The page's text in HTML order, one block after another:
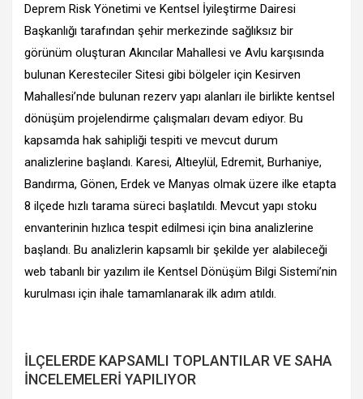
Deprem Risk Yönetimi ve Kentsel İyileştirme Dairesi
Başkanlığı tarafından şehir merkezinde sağlıksız bir
görünüm oluşturan Akıncılar Mahallesi ve Avlu karşısında
bulunan Keresteciler Sitesi gibi bölgeler için Kesirven
Mahallesi’nde bulunan rezerv yapı alanları ile birlikte kentsel
dönüşüm projelendirme çalışmaları devam ediyor. Bu
kapsamda hak sahipliği tespiti ve mevcut durum
analizlerine başlandı. Karesi, Altıeylül, Edremit, Burhaniye,
Bandırma, Gönen, Erdek ve Manyas olmak üzere ilke etapta
8 ilçede hızlı tarama süreci başlatıldı. Mevcut yapı stoku
envanterinin hızlıca tespit edilmesi için bina analizlerine
başlandı. Bu analizlerin kapsamlı bir şekilde yer alabileceği
web tabanlı bir yazılım ile Kentsel Dönüşüm Bilgi Sistemi’nin
kurulması için ihale tamamlanarak ilk adım atıldı.
İLÇELERDE KAPSAMLI TOPLANTILAR VE SAHA
İNCELEMELERİ YAPILIYOR